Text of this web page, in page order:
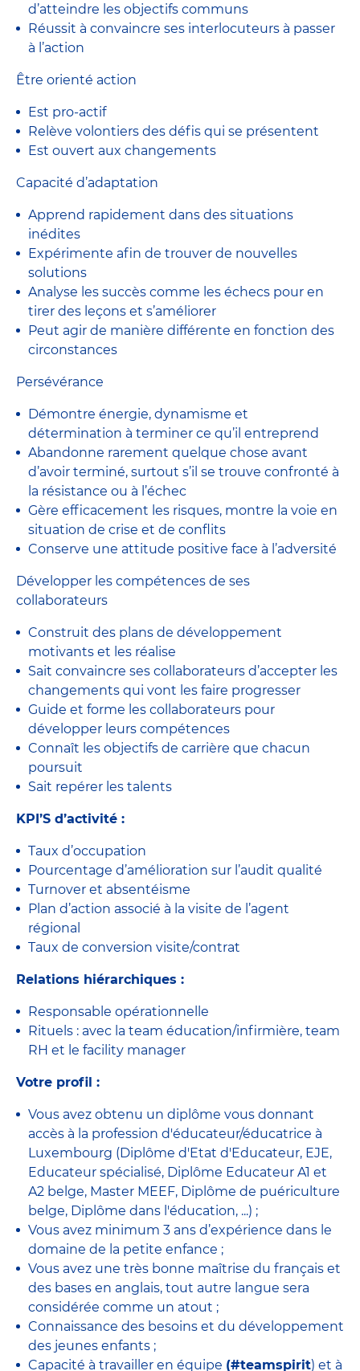
d’atteindre les objectifs communs
Réussit à convaincre ses interlocuteurs à passer
à l’action
Être orienté action
Est pro-actif
Relève volontiers des défis qui se présentent
Est ouvert aux changements
Capacité d’adaptation
Apprend rapidement dans des situations
inédites
Expérimente afin de trouver de nouvelles
solutions
Analyse les succès comme les échecs pour en
tirer des leçons et s’améliorer
Peut agir de manière différente en fonction des
circonstances
Persévérance
Démontre énergie, dynamisme et
détermination à terminer ce qu’il entreprend
Abandonne rarement quelque chose avant
d’avoir terminé, surtout s’il se trouve confronté à
la résistance ou à l’échec
Gère efficacement les risques, montre la voie en
situation de crise et de conflits
Conserve une attitude positive face à l’adversité
Développer les compétences de ses
collaborateurs
Construit des plans de développement
motivants et les réalise
Sait convaincre ses collaborateurs d’accepter les
changements qui vont les faire progresser
Guide et forme les collaborateurs pour
développer leurs compétences
Connaît les objectifs de carrière que chacun
poursuit
Sait repérer les talents
KPI’S d’activité :
Taux d’occupation
Pourcentage d’amélioration sur l’audit qualité
Turnover et absentéisme
Plan d’action associé à la visite de l’agent
régional
Taux de conversion visite/contrat
Relations hiérarchiques :
Responsable opérationnelle
Rituels : avec la team éducation/infirmière, team
RH et le facility manager
Votre profil :
Vous avez obtenu un diplôme vous donnant
accès à la profession d'éducateur/éducatrice à
Luxembourg (Diplôme d'Etat d'Educateur, EJE,
Educateur spécialisé, Diplôme Educateur A1 et
A2 belge, Master MEEF, Diplôme de puériculture
belge, Diplôme dans l'éducation, ...) ;
Vous avez minimum 3 ans d’expérience dans le
domaine de la petite enfance ;
Vous avez une très bonne maîtrise du français et
des bases en anglais, tout autre langue sera
considérée comme un atout ;
Connaissance des besoins et du développement
des jeunes enfants ;
Capacité à travailler en équipe (#teamspirit) et à